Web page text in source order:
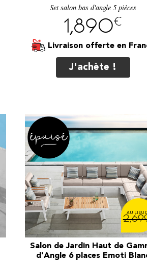
Set salon bas d'angle 5 pièces
1,890€
Livraison offerte
J'achète !
Salon de Jardin Haut de
d'Angle 6 places Emoti